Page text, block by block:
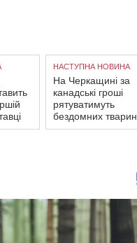
НАСТУПНА НОВИНА
На Черкащині за
канадські гроші
рятуватимуть
бездомних тварин